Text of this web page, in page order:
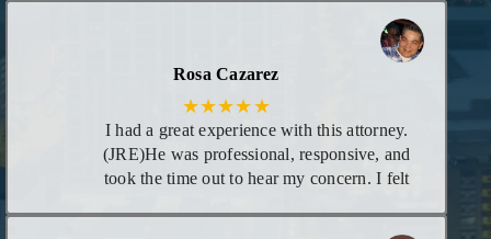
to give you updates on case and even calls in
evening if necessary. I highly recommend his
services!
Rosa Cazarez
★★★★★
I had a great experience with this attorney.
(JRE)He was professional, responsive, and
took the time out to hear my concern. I felt